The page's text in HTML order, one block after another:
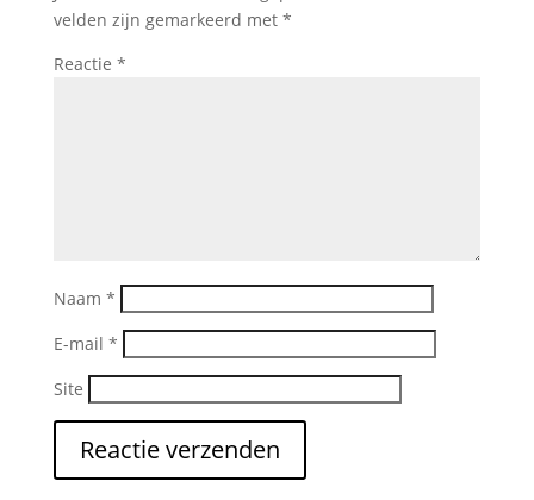
velden zijn gemarkeerd met *
Reactie *
Naam *
E-mail *
Site